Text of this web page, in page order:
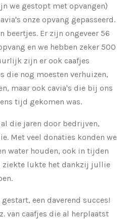
we gestopt met opvangen)
onze opvang gepasseerd.
beertjes. Er zijn ongeveer 56
en we hebben zeker 500
zijn er ook caafjes
die nog moesten verhuizen,
maar ook cavia's die bij ons
tijd gekomen was.
die jaren door bedrijven,
Met veel donaties konden we
water houden, ook in tijden
ziekte lukte het dankzij jullie
een daverend succes!
van caafjes die al herplaatst